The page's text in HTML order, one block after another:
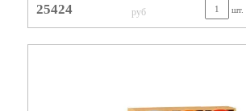
25424 руб шт.